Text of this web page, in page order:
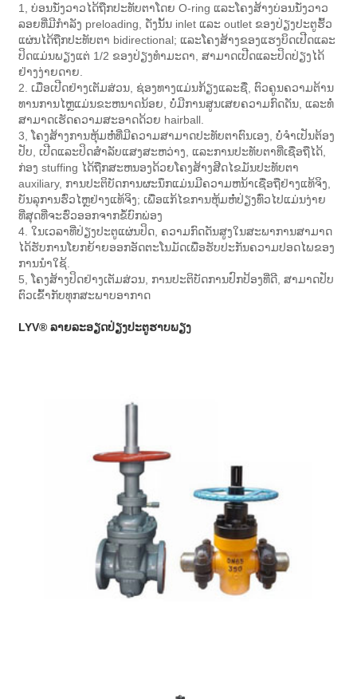
1, ບ່ອນນັ່ງວາວໄດ້ຖືກປະທັບຕາໂດຍ O-ring ແລະໂຄງສ້າງບ່ອນນັ່ງວາວ
ລອຍທີ່ມີກໍາລັງ preloading, ດັ່ງນັ້ນ inlet ແລະ outlet ຂອງປ່ຽງປະຕູຮົ້ວ
ແຜ່ນໄດ້ຖືກປະທັບຕາ bidirectional; ແລະໂຄງສ້າງຂອງແຮງບິດເປີດແລະ
ປິດແມ່ນພຽງແຕ່ 1/2 ຂອງປ່ຽງທໍາມະດາ, ສາມາດເປີດແລະປິດປ່ຽງໄດ້
ຢ່າງງ່າຍດາຍ.
2. ເມື່ອເປີດຢ່າງເຕັມສ່ວນ, ຊ່ອງທາງແມ່ນກ້ຽງແລະຊື່, ຕົວຄູນຄວາມຕ້ານ
ທານການໄຫຼແມ່ນຂະຫນາດນ້ອຍ, ບໍ່ມີການສູນເສຍຄວາມກົດດັນ, ແລະທໍ່
ສາມາດເຮັດຄວາມສະອາດດ້ວຍ hairball.
3, ໂຄງສ້າງການຫຸ້ມຫໍ່ທີ່ມີຄວາມສາມາດປະທັບຕາຕົນເອງ, ບໍ່ຈໍາເປັນຕ້ອງ
ປັບ, ເປີດແລະປິດສໍາລັບແສງສະຫວ່າງ, ແລະການປະທັບຕາທີ່ເຊື່ອຖືໄດ້,
ກ່ອງ stuffing ໄດ້ຖືກສະຫນອງດ້ວຍໂຄງສ້າງສີດໄຂມັນປະທັບຕາ
auxiliary, ການປະຕິບັດການຜະນຶກແມ່ນມີຄວາມຫນ້າເຊື່ອຖືຢ່າງແທ້ຈິງ,
ບັນລຸການຮົ່ວໄຫຼຢ່າງແທ້ຈິງ; ເພື່ອແກ້ໄຂການຫຸ້ມຫໍ່ປ່ຽງທົ່ວໄປແມ່ນງ່າຍ
ທີ່ສຸດທີ່ຈະຮົ່ວອອກຈາກຂໍ້ບົກພ່ອງ
4. ໃນເວລາທີ່ປ່ຽງປະຕູແຜ່ນປິດ, ຄວາມກົດດັນສູງໃນສະພາການສາມາດ
ໄດ້ຮັບການໂຍກຍ້າຍອອກອັດຕະໂນມັດເພື່ອຮັບປະກັນຄວາມປອດໄພຂອງ
ການນໍາໃຊ້.
5, ໂຄງສ້າງປິດຢ່າງເຕັມສ່ວນ, ການປະຕິບັດການປົກປ້ອງທີ່ດີ, ສາມາດປັບ
ຕົວເຂົ້າກັບທຸກສະພາບອາກາດ
LYV® ລາຍລະອຽດປ່ຽງປະຕູຮາບພຽງ